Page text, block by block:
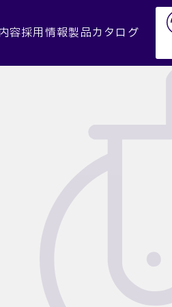
容採用情報製品カタログ